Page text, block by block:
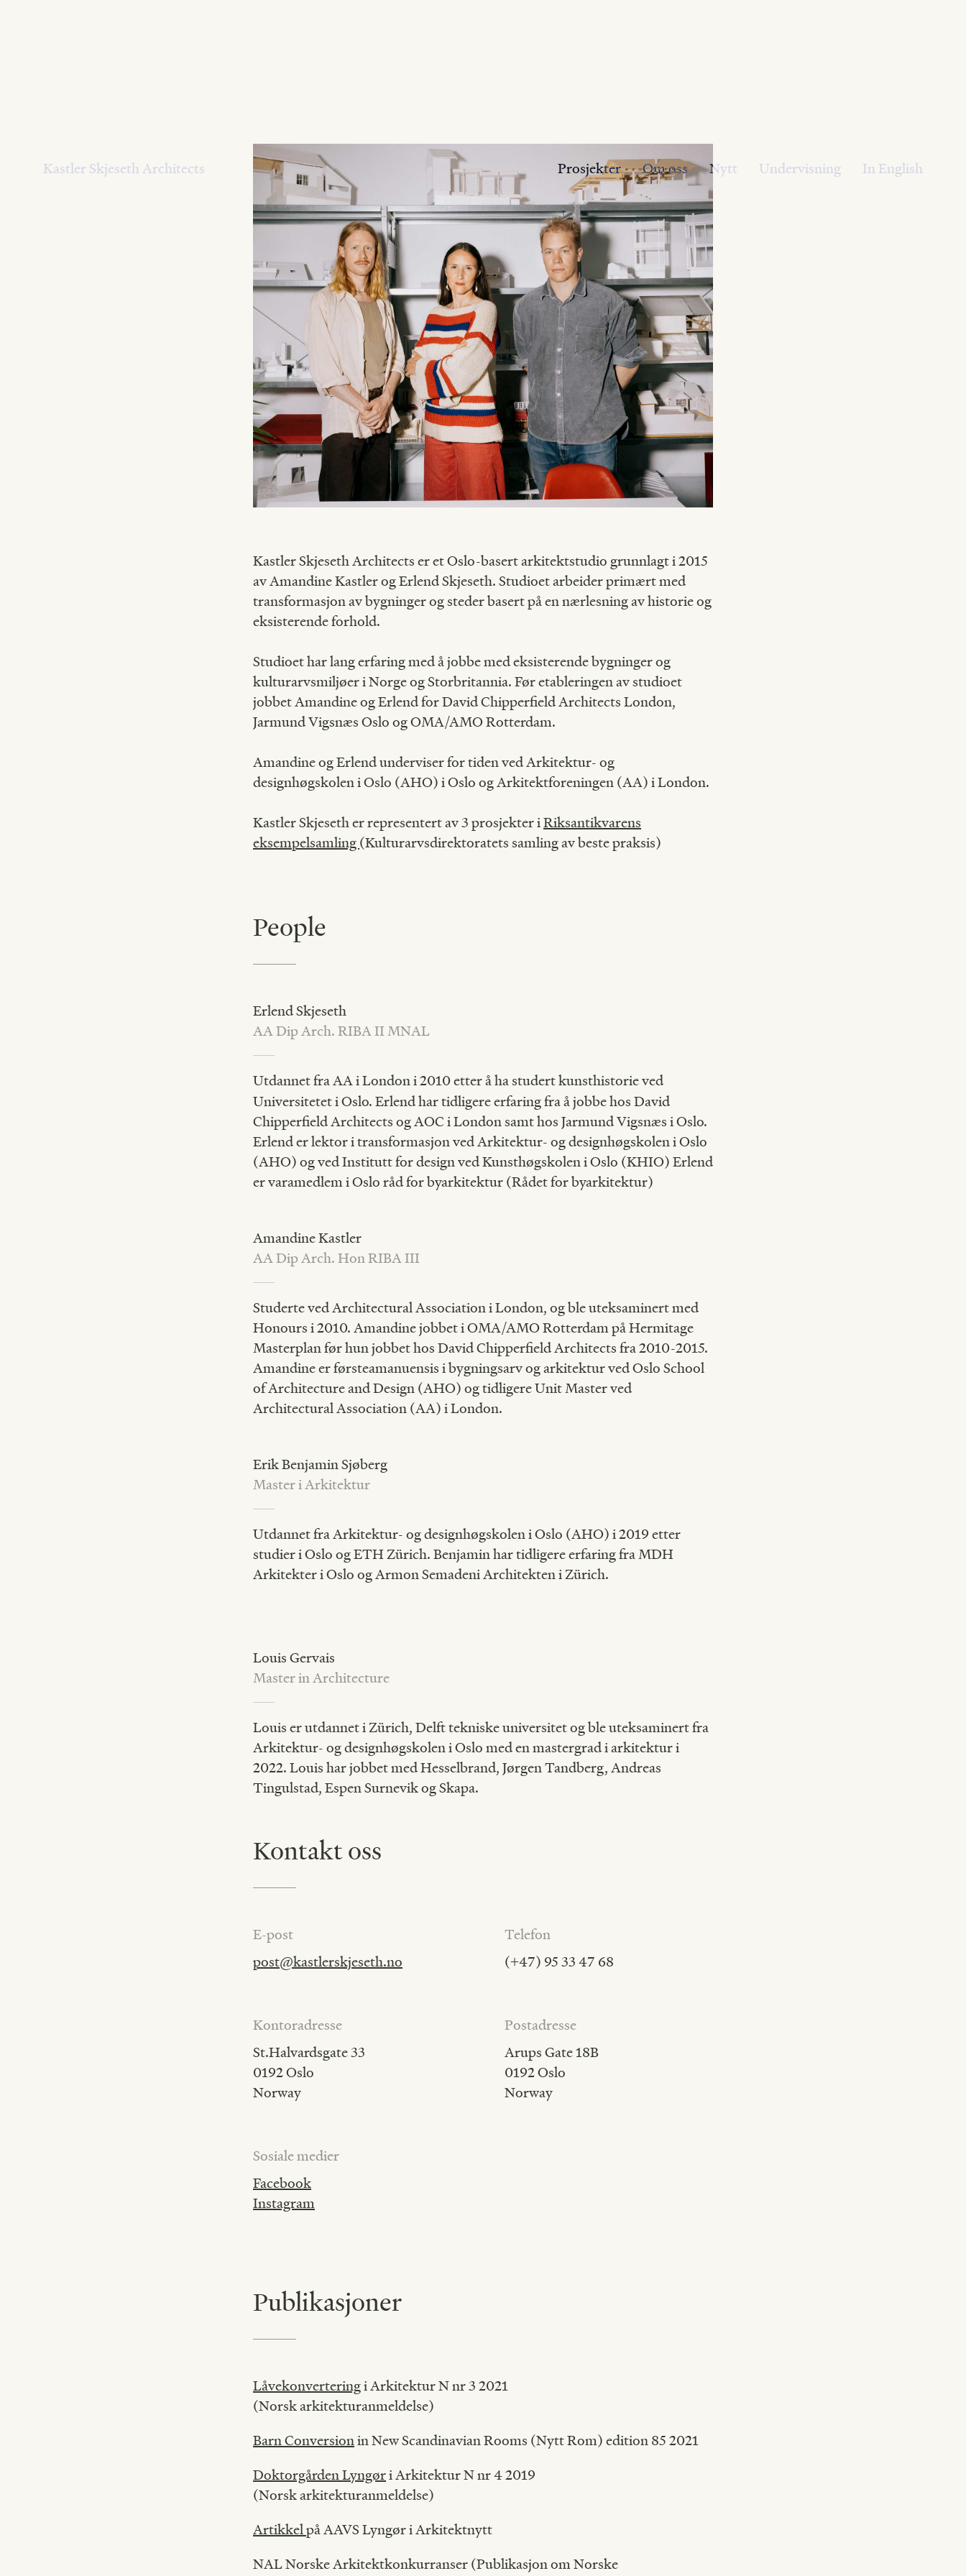
Kastler Skjeseth Architects Prosjekter Om oss Nytt Undervisning In English
Kastler Skjeseth Architects er et Oslo-basert arkitektstudio grunnlagt i 2015
av Amandine Kastler og Erlend Skjeseth. Studioet arbeider primært med
transformasjon av bygninger og steder basert på en nærlesning av historie og
eksisterende forhold.
Studioet har lang erfaring med å jobbe med eksisterende bygninger og
kulturarvsmiljøer i Norge og Storbritannia. Før etableringen av studioet
jobbet Amandine og Erlend for David Chipperfield Architects London,
Jarmund Vigsnæs Oslo og OMA/AMO Rotterdam.
Amandine og Erlend underviser for tiden ved Arkitektur- og
designhøgskolen i Oslo (AHO) i Oslo og Arkitektforeningen (AA) i London.
Kastler Skjeseth er representert av 3 prosjekter iRiksantikvarens
eksempelsamling(Kulturarvsdirektoratets samling av beste praksis)
People
Erlend Skjeseth
AA Dip Arch. RIBA II MNAL
Utdannet fra AA i London i 2010 etter å ha studert kunsthistorie ved
Universitetet i Oslo. Erlend har tidligere erfaring fra å jobbe hos David
Chipperfield Architects og AOC i London samt hos Jarmund Vigsnæs i Oslo.
Erlend er lektor i transformasjon ved Arkitektur- og designhøgskolen i Oslo
(AHO) og ved Institutt for design ved Kunsthøgskolen i Oslo (KHIO) Erlend
er varamedlem i Oslo råd for byarkitektur (Rådet for byarkitektur)
Amandine Kastler
AA Dip Arch. Hon RIBA III
Studerte ved Architectural Association i London, og ble uteksaminert med
Honours i 2010. Amandine jobbet i OMA/AMO Rotterdam på Hermitage
Masterplan før hun jobbet hos David Chipperfield Architects fra 2010-2015.
Amandine er førsteamanuensis i bygningsarv og arkitektur ved Oslo School
of Architecture and Design (AHO) og tidligere Unit Master ved
Architectural Association (AA) i London.
Erik Benjamin Sjøberg
Master i Arkitektur
Utdannet fra Arkitektur- og designhøgskolen i Oslo (AHO) i 2019 etter
studier i Oslo og ETH Zürich. Benjamin har tidligere erfaring fra MDH
Arkitekter i Oslo og Armon Semadeni Architekten i Zürich.
Louis Gervais
Master in Architecture
Louis er utdannet i Zürich, Delft tekniske universitet og ble uteksaminert fra
Arkitektur- og designhøgskolen i Oslo med en mastergrad i arkitektur i
2022. Louis har jobbet med Hesselbrand, Jørgen Tandberg, Andreas
Tingulstad, Espen Surnevik og Skapa.
Kontakt oss
E-post
post@kastlerskjeseth.no
Telefon
(+47) 95 33 47 68
Kontoradresse
St.Halvardsgate 33
0192 Oslo
Norway
Postadresse
Arups Gate 18B
0192 Oslo
Norway
Sosiale medier
Facebook
Instagram
Publikasjoner
Låvekonverteringi Arkitektur N nr 3 2021
(Norsk arkitekturanmeldelse)
Barn Conversionin New Scandinavian Rooms (Nytt Rom) edition 85 2021
Doktorgården Lyngøri Arkitektur N nr 4 2019
(Norsk arkitekturanmeldelse)
Artikkelpå AAVS Lyngør i Arkitektnytt
NAL Norske Arkitektkonkurranser (Publikasjon om Norske